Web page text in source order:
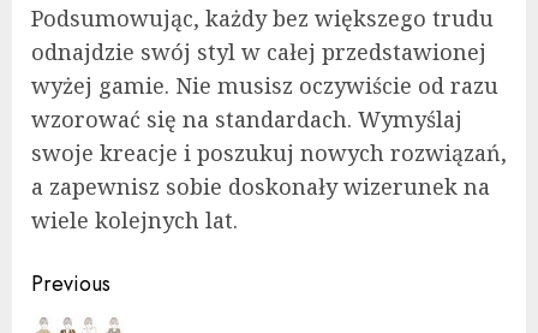
Podsumowując, każdy bez większego trudu
odnajdzie swój styl w całej przedstawionej
wyżej gamie. Nie musisz oczywiście od razu
wzorować się na standardach. Wymyślaj
swoje kreacje i poszukuj nowych rozwiązań,
a zapewnisz sobie doskonały wizerunek na
wiele kolejnych lat.
Continue
Previous